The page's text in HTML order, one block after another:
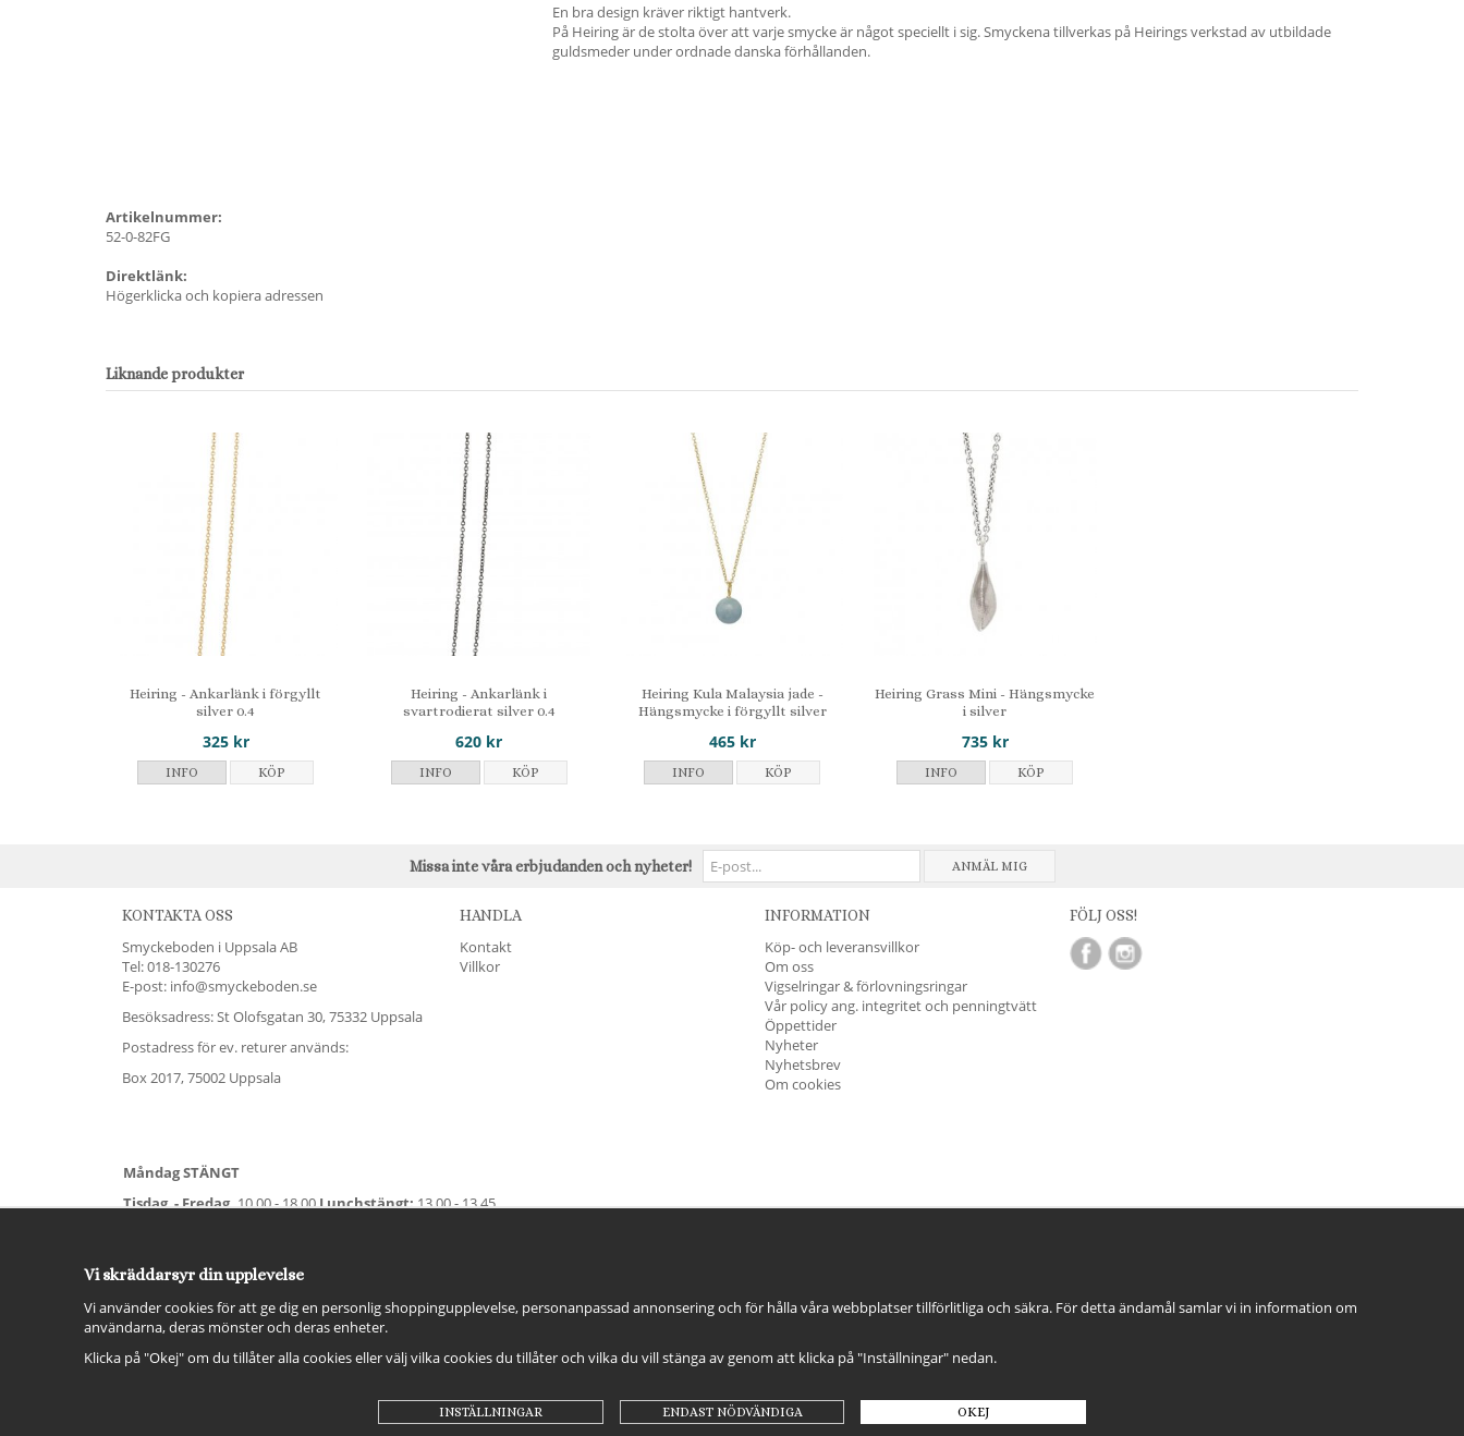
En bra design kräver riktigt hantverk.
På Heiring är de stolta över att varje smycke är något speciellt i sig. Smyckena tillverkas på Heirings verkstad av utbildade
guldsmeder under ordnade danska förhållanden.
Artikelnummer:
52-0-82FG
Direktlänk:
Högerklicka och kopiera adressen
Liknande produkter
Heiring - Ankarlänk i förgyllt
silver 0.4
325 kr
INFO KÖP
Heiring - Ankarlänk i
svartrodierat silver 0.4
620 kr
INFO KÖP
Heiring Kula Malaysia jade -
Hängsmycke i förgyllt silver
465 kr
INFO KÖP
Heiring Grass Mini - Hängsmycke
i silver
735 kr
INFO KÖP
Missa inte våra erbjudanden och nyheter! ANMÄL MIG
KONTAKTA OSS
Smyckeboden i Uppsala AB
Tel:018-130276
E-post: info@smyckeboden.se
Besöksadress: St Olofsgatan 30, 75332 Uppsala
Postadress för ev. returer används:
Box 2017, 75002 Uppsala
Måndag STÄNGT
Tisdag - Fredag, 10.00 - 18.00 Lunchstängt: 13.00 - 13.45
För avvikande öppettider:
HANDLA
Kontakt
Villkor
INFORMATION
Köp- och leveransvillkor
Om oss
Vigselringar & förlovningsringar
Vår policy ang. integritet och penningtvätt
Öppettider
Nyheter
Nyhetsbrev
Om cookies
FÖLJ OSS!
Vi skräddarsyr din upplevelse
Vi använder cookies för att ge dig en personlig shoppingupplevelse, personanpassad annonsering och för hålla våra webbplatser tillförlitliga och säkra. För detta ändamål samlar vi in information om
användarna, deras mönster och deras enheter.
Klicka på "Okej" om du tillåter alla cookies eller välj vilka cookies du tillåter och vilka du vill stänga av genom att klicka på "Inställningar" nedan.
INSTÄLLNINGAR ENDAST NÖDVÄNDIGA OKEJ